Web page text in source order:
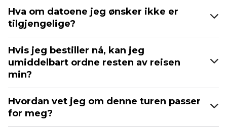
Hva om datoene jeg ønsker ikke er
tilgjengelige?
Hvis jeg bestiller nå, kan jeg
umiddelbart ordne resten av reisen
min?
Hvordan vet jeg om denne turen passer
for meg?